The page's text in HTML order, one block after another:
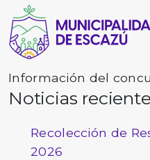
Información del
Noticias
Recolección de
2026